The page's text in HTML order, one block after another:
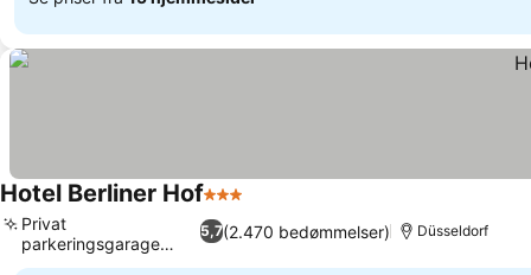
Hotel Berliner Hof3 Stjerner
5,7(2.470 bedømmelser)
Privat
parkeringsgarage
tilgængelig
Düsseldorf